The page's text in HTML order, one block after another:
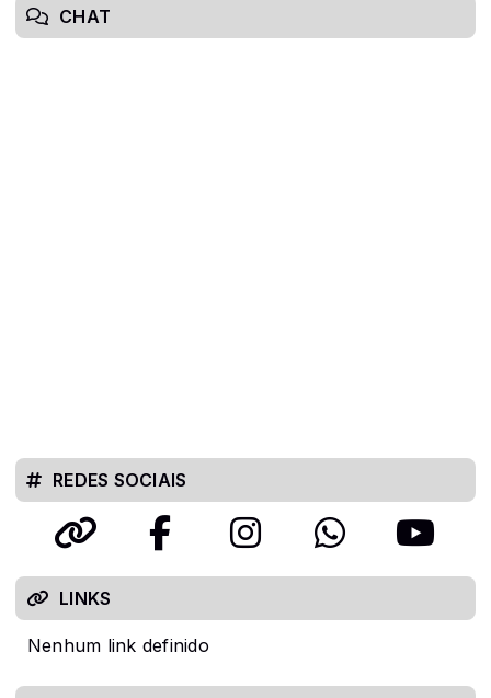
CHAT
REDES SOCIAIS
LINKS
Nenhum link definido